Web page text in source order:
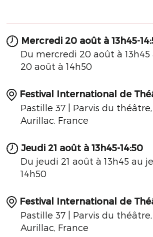
Mercredi 20 août à 13h45-
Du mercredi 20 août à
20 août à 14h50
Festival International de
Pastille 37 | Parvis du théâtre,
Aurillac, France
Jeudi 21 août à 13h45-14:50
Du jeudi 21 août à 13h45 au
14h50
Festival International de
Pastille 37 | Parvis du théâtre,
Aurillac, France